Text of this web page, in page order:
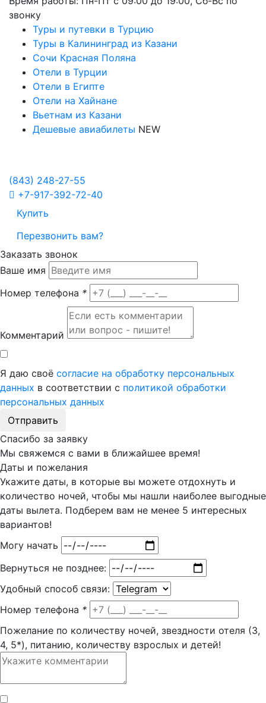
звонку
Туры и путевки в Турцию
Туры в Калининград из Казани
Сочи Красная Поляна
Отели в Турции
Отели в Египте
Отели на Хайнане
Вьетнам из Казани
Дешевые авиабилеты NEW
(843) 248-27-55
+7-917-392-72-40
Купить
Перезвонить вам?
Заказать звонок
Ваше имя
Номер телефона *
Комментарий
Я даю своё согласие на обработку персональных
данных в соответствии с политикой обработки
персональных данных
Отправить
Спасибо за заявку
Мы свяжемся с вами в ближайшее время!
Даты и пожелания
Укажите даты, в которые вы можете отдохнуть и
количество ночей, чтобы мы нашли наиболее выгодные
даты вылета. Подберем вам не менее 5 интересных
вариантов!
Могу начать
Вернуться не позднее:
Удобный способ связи:
Номер телефона *
Пожелание по количеству ночей, звездности отеля (3,
4, 5*), питанию, количеству взрослых и детей!